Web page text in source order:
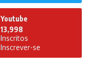
Youtube
13,998
Inscritos
Inscrever-se